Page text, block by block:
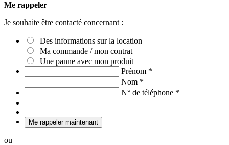
Me rappeler
Je souhaite être contacté concernant :
Des informations sur la location
Ma commande / mon contrat
Une panne avec mon produit
Prénom *
Nom *
N° de téléphone *
Me rappeler maintenant
ou